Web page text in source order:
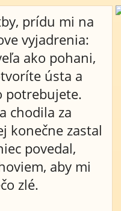
prídu mi na
vyjadrenia:
ako pohani,
ústa a
potrebujete.
chodila za
konečne zastal
povedal,
aby mi
zlé.